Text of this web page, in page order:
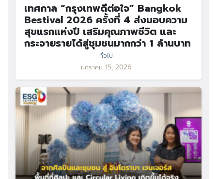
เทศกาล “กรุงเทพดีต่อใจ” Bangkok
Bestival 2026 ครั้งที่ 4 ส่งมอบความ
สุขแรกแห่งปี เสริมคุณภาพชีวิต และ
กระจายรายได้สู่ชุมชนมากกว่า 1 ล้านบาท
ทั่วไป
มกราคม 15, 2026